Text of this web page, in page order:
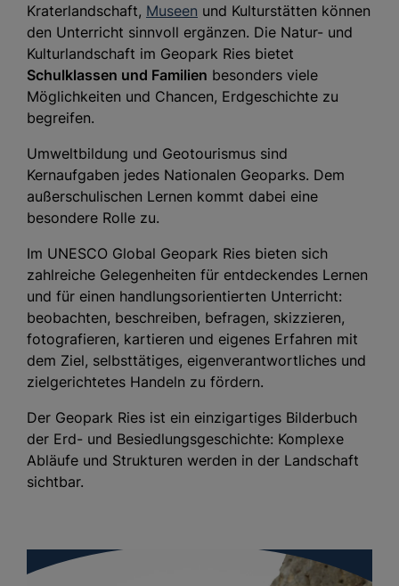
Kraterlandschaft, Museen und Kulturstätten können
den Unterricht sinnvoll ergänzen. Die Natur- und
Kulturlandschaft im Geopark Ries bietet
Schulklassen und Familien besonders viele
Möglichkeiten und Chancen, Erdgeschichte zu
begreifen.
Umweltbildung und Geotourismus sind
Kernaufgaben jedes Nationalen Geoparks. Dem
außerschulischen Lernen kommt dabei eine
besondere Rolle zu.
Im UNESCO Global Geopark Ries bieten sich
zahlreiche Gelegenheiten für entdeckendes Lernen
und für einen handlungsorientierten Unterricht:
beobachten, beschreiben, befragen, skizzieren,
fotografieren, kartieren und eigenes Erfahren mit
dem Ziel, selbsttätiges, eigenverantwortliches und
zielgerichtetes Handeln zu fördern.
Der Geopark Ries ist ein einzigartiges Bilderbuch
der Erd- und Besiedlungsgeschichte: Komplexe
Abläufe und Strukturen werden in der Landschaft
sichtbar.